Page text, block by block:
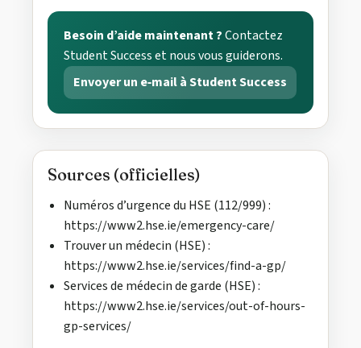
Besoin d’aide maintenant ?Contactez
Student Success et nous vous guiderons.
Envoyer un e‑mail à Student Success
Sources (officielles)
Numéros d’urgence du HSE (112/999) :
https://www2.hse.ie/emergency-care/
Trouver un médecin (HSE) :
https://www2.hse.ie/services/find-a-gp/
Services de médecin de garde (HSE) :
https://www2.hse.ie/services/out-of-hours-
gp-services/